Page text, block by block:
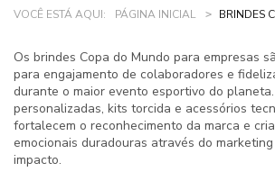
VOCÊ ESTÁ AQUI: PÁGINA INICIAL BRINDES
Os brindes Copa do Mundo para empresas
para engajamento de colaboradores e
durante o maior evento esportivo do
personalizadas, kits torcida e acessórios
fortalecem o reconhecimento da marca e
emocionais duradouras através do
impacto.